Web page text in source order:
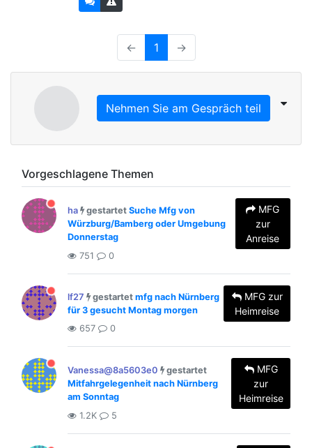
← 1 →
Nehmen Sie am Gespräch teil
Vorgeschlagene Themen
ha gestartet Suche Mfg von
Würzburg/Bamberg oder Umgebung
Donnerstag
MFG
zur
Anreise
751 0
lf27 gestartet mfg nach Nürnberg
für 3 gesucht Montag morgen
MFG zur
Heimreise
657 0
Vanessa@8a5603e0
gestartet
Mitfahrgelegenheit nach Nürnberg
am Sonntag
MFG
zur
Heimreise
1.2K 5